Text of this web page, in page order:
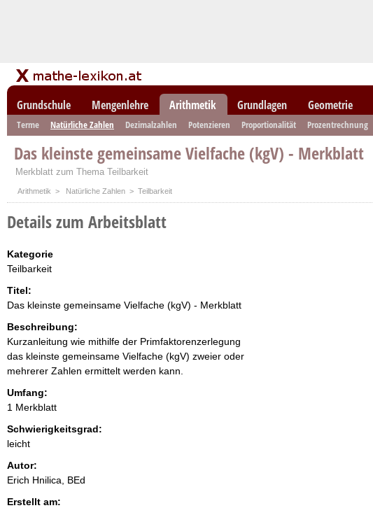
Grundschule Mengenlehre Arithmetik Grundlagen Geometrie
Terme Natürliche Zahlen Dezimalzahlen Potenzieren Proportionalität Prozentrechnung
Das kleinste gemeinsame Vielfache (kgV) - Merkblatt
Merkblatt zum Thema Teilbarkeit
Arithmetik > Natürliche Zahlen > Teilbarkeit
Details zum Arbeitsblatt
Kategorie
Teilbarkeit
Titel:
Das kleinste gemeinsame Vielfache (kgV) - Merkblatt
Beschreibung:
Kurzanleitung wie mithilfe der Primfaktorenzerlegung
das kleinste gemeinsame Vielfache (kgV) zweier oder
mehrerer Zahlen ermittelt werden kann.
Umfang:
1 Merkblatt
Schwierigkeitsgrad:
leicht
Autor:
Erich Hnilica, BEd
Erstellt am: